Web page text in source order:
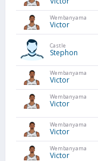
Wembanyama
Victor
Castle
Stephon
Wembanyama
Victor
Wembanyama
Victor
Wembanyama
Victor
Wembanyama
Victor